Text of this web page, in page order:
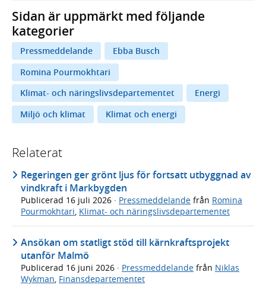
Sidan är uppmärkt med följande
kategorier
Pressmeddelande
Ebba Busch
Romina Pourmokhtari
Klimat- och näringslivsdepartementet
Energi
Miljö och klimat
Klimat och energi
Relaterat
Regeringen ger grönt ljus för fortsatt utbyggnad av
vindkraft i Markbygden
Publicerad 16 juli 2026 · Pressmeddelande från Romina
Pourmokhtari, Klimat- och näringslivsdepartementet
Ansökan om statligt stöd till kärnkraftsprojekt
utanför Malmö
Publicerad 16 juni 2026 · Pressmeddelande från Niklas
Wykman Finansdepartementet